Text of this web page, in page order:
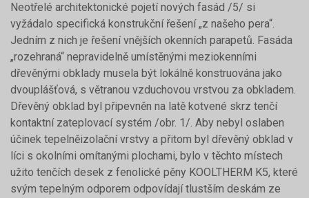
Neotřelé architektonické pojetí nových fasád /5/ si
vyžádalo specifická konstrukční řešení „z našeho pera“.
Jedním z nich je řešení vnějších okenních parapetů. Fasáda
„rozehraná“ nepravidelně umístěnými meziokenními
dřevěnými obklady musela být lokálně konstruována jako
dvouplášťová, s větranou vzduchovou vrstvou za obkladem.
Dřevěný obklad byl připevněn na latě kotvené skrz tenčí
kontaktní zateplovací systém /obr. 1/. Aby nebyl oslaben
účinek tepelněizolační vrstvy a přitom byl dřevěný obklad v
líci s okolními omítanými plochami, bylo v těchto místech
užito tenčích desek z fenolické pěny KOOLTHERM K5, které
svým tepelným odporem odpovídají tlustším deskám ze